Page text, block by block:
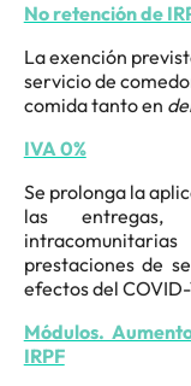
No retención de
La exención
servicio de
comida tanto en
IVA 0%
Se prolonga la
las entregas,
prestaciones de
efectos del
Módulos.
IRPF